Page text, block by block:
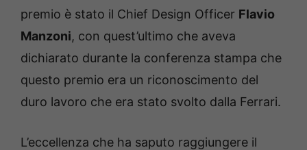
premio è stato il Chief Design Officer Flavio
Manzoni, con quest’ultimo che aveva
dichiarato durante la conferenza stampa che
questo premio era un riconoscimento del
duro lavoro che era stato svolto dalla Ferrari.
L’eccellenza che ha saputo raggiungere il